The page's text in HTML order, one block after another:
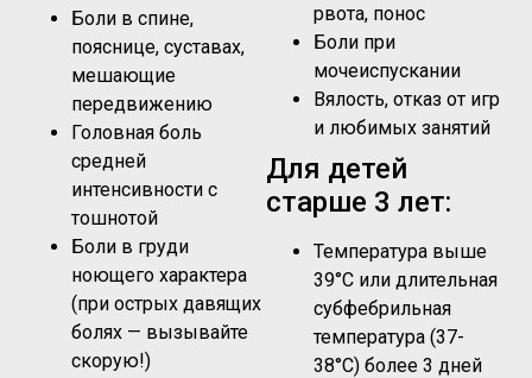
Боли в спине,
пояснице, суставах,
мешающие
передвижению
Головная боль
средней
интенсивности с
тошнотой
Боли в груди
ноющего характера
(при острых давящих
болях — вызывайте
скорую!)
рвота, понос
Боли при
мочеиспускании
Вялость, отказ от игр
и любимых занятий
Для детей
старше 3 лет:
Температура выше
39°C или длительная
субфебрильная
температура (37-
38°C) более 3 дней